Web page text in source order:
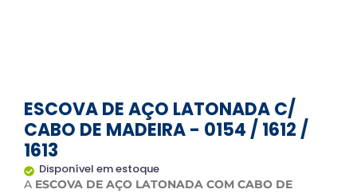
ESCOVA DE AÇO LATONADA C/
CABO DE MADEIRA - 0154 / 1612 /
1613
Disponível em estoque
A ESCOVA DE AÇO LATONADA COM CABO DE